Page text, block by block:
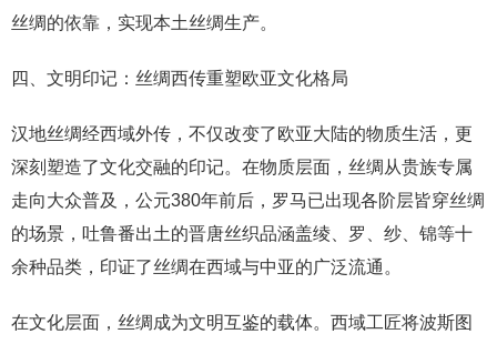
丝绸的依靠，实现本土丝绸生产。
四、文明印记：丝绸西传重塑欧亚文化格局
汉地丝绸经西域外传，不仅改变了欧亚大陆的物质生活，更
深刻塑造了文化交融的印记。在物质层面，丝绸从贵族专属
走向大众普及，公元380年前后，罗马已出现各阶层皆穿丝绸
的场景，吐鲁番出土的晋唐丝织品涵盖绫、罗、纱、锦等十
余种品类，印证了丝绸在西域与中亚的广泛流通。
在文化层面，丝绸成为文明互鉴的载体。西域工匠将波斯图